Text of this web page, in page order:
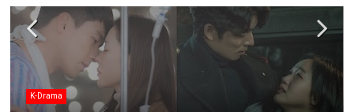
K-Drama